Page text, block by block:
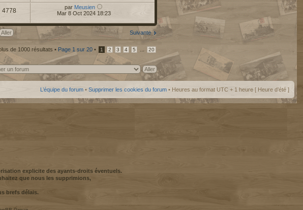
4778 par Meusien
Mar 8 Oct 2024 18:23
Suivante
de 1000 résultats • Page 1 sur 20• 1 2 3 4 5 20
L’équipe du forum • Supprimer les cookies du forum • Heures au format UTC + 1 heure [ Heure d’été ]
explicite des ayants-droits éventuels.
que nous les supprimions,
brefs délais.